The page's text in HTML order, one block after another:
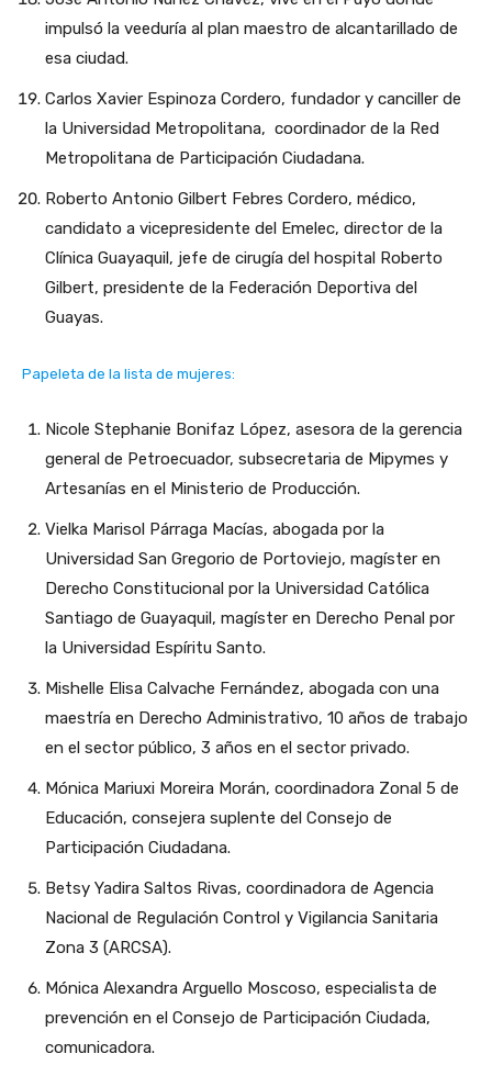
impulsó la veeduría al plan maestro de alcantarillado de
esa ciudad.
Carlos Xavier Espinoza Cordero, fundador y canciller de
la Universidad Metropolitana, coordinador de la Red
Metropolitana de Participación Ciudadana.
Roberto Antonio Gilbert Febres Cordero, médico,
candidato a vicepresidente del Emelec, director de la
Clínica Guayaquil, jefe de cirugía del hospital Roberto
Gilbert, presidente de la Federación Deportiva del
Guayas.
Papeleta de la lista de mujeres:
Nicole Stephanie Bonifaz López, asesora de la gerencia
general de Petroecuador, subsecretaria de Mipymes y
Artesanías en el Ministerio de Producción.
Vielka Marisol Párraga Macías, abogada por la
Universidad San Gregorio de Portoviejo, magíster en
Derecho Constitucional por la Universidad Católica
Santiago de Guayaquil, magíster en Derecho Penal por
la Universidad Espíritu Santo.
Mishelle Elisa Calvache Fernández, abogada con una
maestría en Derecho Administrativo, 10 años de trabajo
en el sector público, 3 años en el sector privado.
Mónica Mariuxi Moreira Morán, coordinadora Zonal 5 de
Educación, consejera suplente del Consejo de
Participación Ciudadana.
Betsy Yadira Saltos Rivas, coordinadora de Agencia
Nacional de Regulación Control y Vigilancia Sanitaria
Zona 3 (ARCSA).
Mónica Alexandra Arguello Moscoso, especialista de
prevención en el Consejo de Participación Ciudada,
comunicadora.